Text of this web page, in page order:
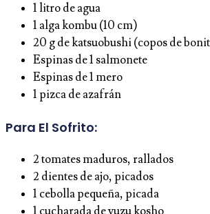
1 litro de agua
1 alga kombu (10 cm)
20 g de katsuobushi (copos de
Espinas de 1 salmonete
Espinas de 1 mero
1 pizca de azafrán
Para El Sofrito:
2 tomates maduros, rallados
2 dientes de ajo, picados
1 cebolla pequeña, picada